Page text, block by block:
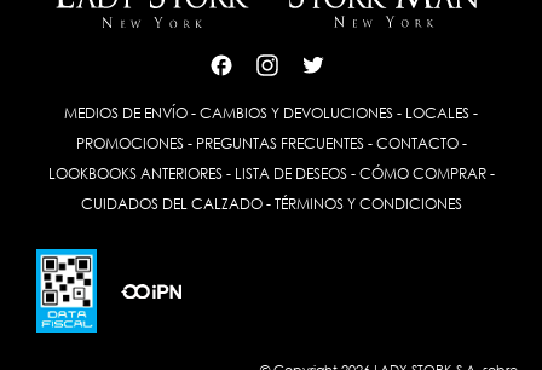
MEDIOS DE ENVÍO - CAMBIOS Y DEVOLUCIONES - LOCALES -
PROMOCIONES- PREGUNTAS FRECUENTES- CONTACTO-
LOOKBOOKS ANTERIORES- LISTA DE DESEOS- CÓMO COMPRAR-
CUIDADOS DEL CALZADO- TÉRMINOS Y CONDICIONES